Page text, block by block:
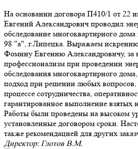
На основании договора П410/1 от 22
Евгений Александрович проводил
обследование многоквартирного
98 "а", г.Липецка. Выражаем
Фомину Евгению Александровичу, за
профессионализм при проведении
обследования многоквартирного
подход при решении любых
процессе сотрудничества,
гарантированное выполнение взятых
Работы были проведены на высоком
установленные договором сроки.
также рекомендацией для других
Директор: Глотов В.М.